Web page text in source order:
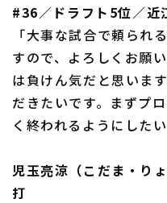
#36／ドラフト5位／近
「大事な試合で頼られ
すので、よろしくお願
は負けん気だと思いま
だきたいです。まずプ
く終われるようにしたい
児玉亮涼（こだま・り
打